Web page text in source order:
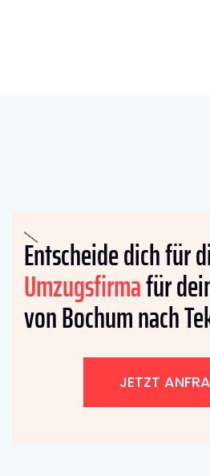
Entscheide dich für
Umzugsfirmafür
von Bochum nach
JETZT